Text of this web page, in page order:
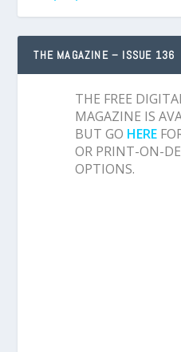
THE MAGAZINE – ISSUE 136
THE FREE
MAGAZINE IS
BUT GO HERE
OR PRINT-ON-
OPTIONS.